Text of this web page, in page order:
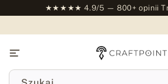
★★★★★ 4.9/5 — 800+ opinii